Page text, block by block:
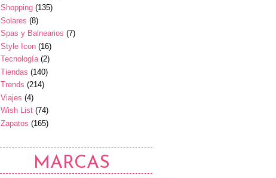
Shopping (135)
Solares (8)
Spas y Balnearios (7)
Style Icon (16)
Tecnología (2)
Tiendas (140)
Trends (214)
Viajes (4)
Wish List (74)
Zapatos (165)
MARCAS